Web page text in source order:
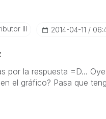
III ‎2014-04-11
por la respuesta =D...
el gráfico? Pasa que